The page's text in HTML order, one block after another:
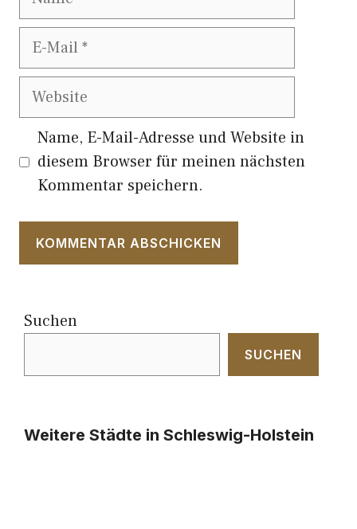
E-
Website
Name, E-Mail-Adresse und Website in
diesem Browser für meinen nächsten
Kommentar speichern.
Suchen
SUCHEN
Weitere Städte in Schleswig-Holstein